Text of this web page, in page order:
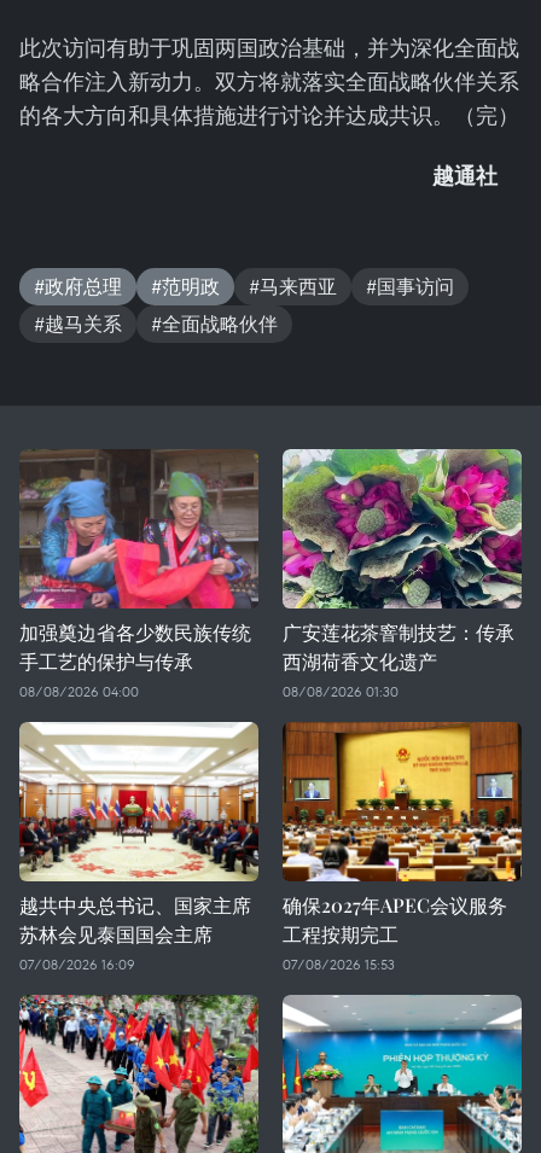
此次访问有助于巩固两国政治基础，并为深化全面战
略合作注入新动力。双方将就落实全面战略伙伴关系
的各大方向和具体措施进行讨论并达成共识。（完）
越通社
#政府总理 #范明政 #马来西亚
#国事访问
#越马关系
#全面战略伙伴
加强奠边省各少数民族传统
手工艺的保护与传承
08/08/2026 04:00
广安莲花茶窨制技艺：传承
西湖荷香文化遗产
08/08/2026 01:30
越共中央总书记、国家主席
苏林会见泰国国会主席
07/08/2026 16:09
确保2027年APEC会议服务
工程按期完工
07/08/2026 15:53